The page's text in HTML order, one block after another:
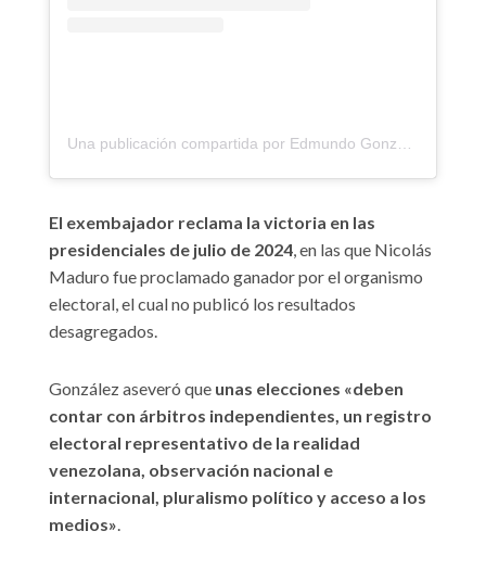
El exembajador reclama la victoria en las
presidenciales de julio de 2024, en las que Nicolás
Maduro fue proclamado ganador por el organismo
electoral, el cual no publicó los resultados
desagregados.
González aseveró que unas elecciones «deben
contar con árbitros independientes, un registro
electoral representativo de la realidad
venezolana, observación nacional e
internacional, pluralismo político y acceso a los
medios».